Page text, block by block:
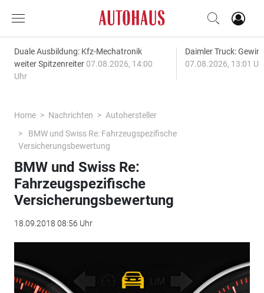
Duale Ausbildung: Kfz-Mechatronik
weiter Spitzenreiter 07.08.2026, 14:00
Uhr
Daimler Truck:
07.08.2026, 13:01
Home Nachrichten
Autohersteller
BMW und Swiss Re: Fahrzeugspezifische
Versicherungsbewertung
BMW und Swiss Re:
Fahrzeugspezifische
Versicherungsbewertung
18.09.2018 08:56 Uhr